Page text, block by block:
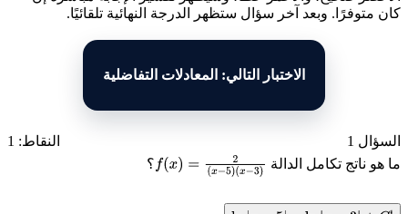
كان متوفرًا. وبعد آخر سؤال ستظهر الدرجة النهائية تلقائيًا.
الاختبار التالي: المعادلات التفاضلية
السؤال 1
النقاط: 1
ما هو ناتج تكامل الدالة
f(x)=2( x−5)(x−3) ؟